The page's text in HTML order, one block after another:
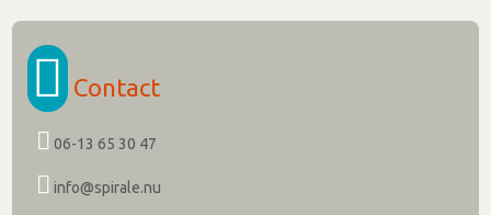
Contact
06-13 65 30 47
info@spirale.nu